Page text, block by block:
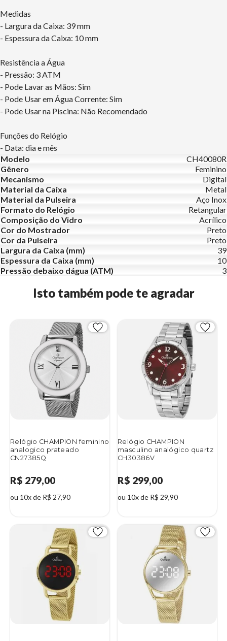
Medidas
- Largura da Caixa: 39 mm
- Espessura da Caixa: 10 mm
Resistência a Água
- Pressão: 3 ATM
- Pode Lavar as Mãos: Sim
- Pode Usar em Água Corrente: Sim
- Pode Usar na Piscina: Não Recomendado
Funções do Relógio
- Data: dia e mês
Modelo
CH40080R
Gênero
Feminino
Mecanismo
Digital
Material da Caixa
Metal
Material da Pulseira
Aço Inox
Formato do Relógio
Retangular
Composição do Vidro
Acrílico
Cor do Mostrador
Preto
Cor da Pulseira
Preto
Largura da Caixa (mm)
39
Espessura da Caixa (mm)
10
Pressão debaixo dágua (ATM)
3
Isto também pode te agradar
Relógio CHAMPION feminino
analogico prateado
CN27385Q
R$ 279,00
ou 10x de R$ 27,90
Relógio CHAMPION
masculino analógico quartz
CH30386V
R$ 299,00
ou 10x de R$ 29,90